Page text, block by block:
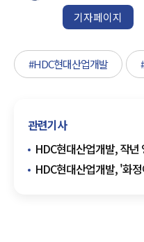
기자페이지
#HDC현대산업개발
관련기사
HDC현대산업개발, 작
힘으로 34.7%↑
HDC현대산업개발, '화